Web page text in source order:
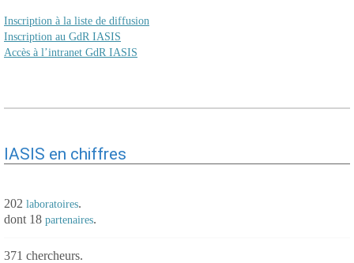
Inscription à la liste de diffusion
Inscription au GdR IASIS
Accès à l’intranet GdR IASIS
IASIS en chiffres
202 laboratoires.
dont 18 partenaires.
371 chercheurs.